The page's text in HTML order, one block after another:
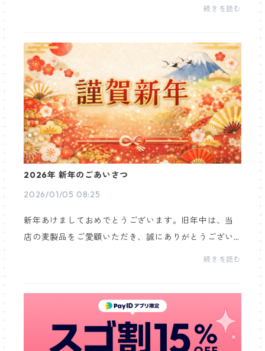
上げます。さて、近年続いております原材料価格の高
続きを読む
2026年 新年のごあいさつ
2026/01/05 08:25
新年あけましておめでとうございます。旧年中は、当
店の麦製品をご愛顧いただき、誠にありがとうござい
続きを読む